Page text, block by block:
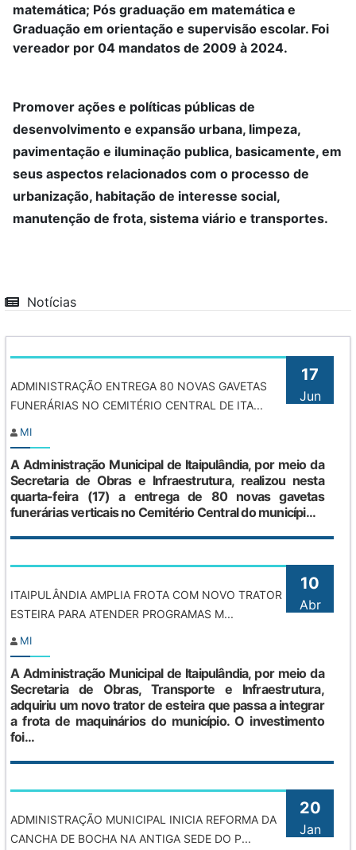
matemática; Pós graduação em matemática e
Graduação em orientação e supervisão escolar. Foi
vereador por 04 mandatos de 2009 à 2024.
Promover ações e políticas públicas de
desenvolvimento e expansão urbana, limpeza,
pavimentação e iluminação publica, basicamente, em
seus aspectos relacionados com o processo de
urbanização, habitação de interesse social,
manutenção de frota, sistema viário e transportes.
Notícias
17
Jun
ADMINISTRAÇÃO ENTREGA 80 NOVAS GAVETAS
FUNERÁRIAS NO CEMITÉRIO CENTRAL DE ITA...
MI
A Administração Municipal de Itaipulândia, por meio da
Secretaria de Obras e Infraestrutura, realizou nesta
quarta-feira (17) a entrega de 80 novas gavetas
funerárias verticais no Cemitério Central do municípi...
10
Abr
ITAIPULÂNDIA AMPLIA FROTA COM NOVO TRATOR DE
ESTEIRA PARA ATENDER PROGRAMAS M...
MI
A Administração Municipal de Itaipulândia, por meio da
Secretaria de Obras, Transporte e Infraestrutura,
adquiriu um novo trator de esteira que passa a integrar
a frota de maquinários do município. O investimento
foi...
20
Jan
ADMINISTRAÇÃO MUNICIPAL INICIA REFORMA DA
CANCHA DE BOCHA NA ANTIGA SEDE DO P...